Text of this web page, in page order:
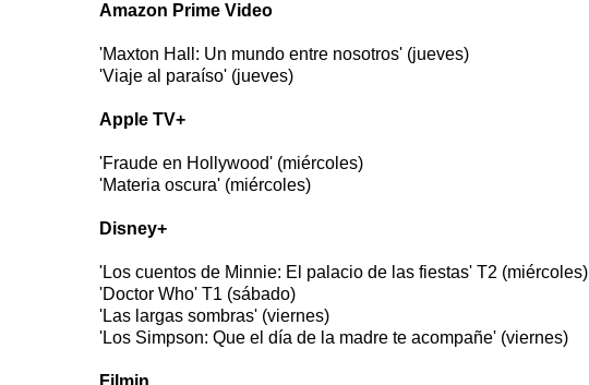
Amazon Prime Video
'Maxton Hall: Un mundo entre nosotros' (jueves)
'Viaje al paraíso' (jueves)
Apple TV+
'Fraude en Hollywood' (miércoles)
'Materia oscura' (miércoles)
Disney+
'Los cuentos de Minnie: El palacio de las fiestas' T2 (miércoles)
'Doctor Who' T1 (sábado)
'Las largas sombras' (viernes)
'Los Simpson: Que el día de la madre te acompañe' (viernes)